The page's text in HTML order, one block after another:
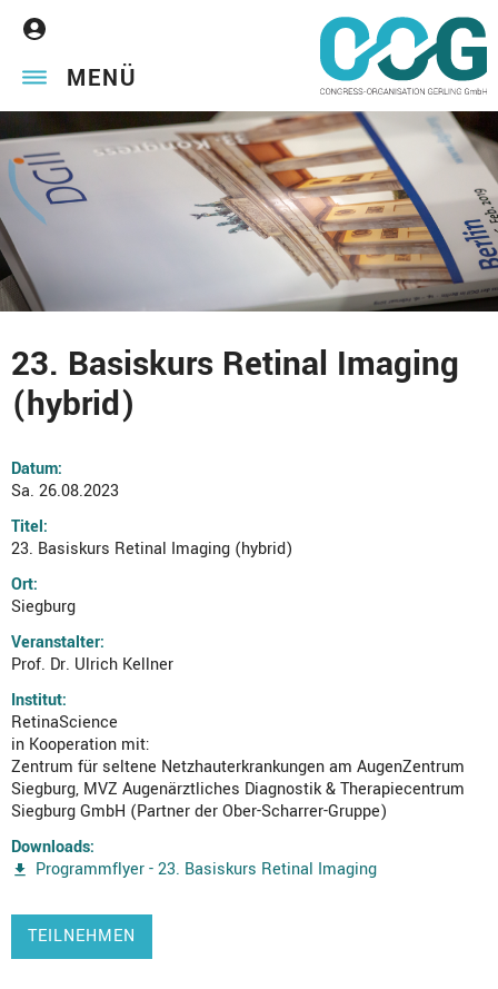
MENÜ
23. Basiskurs Retinal Imaging
(hybrid)
Datum:
Sa. 26.08.2023
Titel:
23. Basiskurs Retinal Imaging (hybrid)
Ort:
Siegburg
Veranstalter:
Prof. Dr. Ulrich Kellner
Institut:
RetinaScience
in Kooperation mit:
Zentrum für seltene Netzhauterkrankungen am AugenZentrum
Siegburg, MVZ Augenärztliches Diagnostik & Therapiecentrum
Siegburg GmbH (Partner der Ober-Scharrer-Gruppe)
Downloads:
Programmflyer - 23. Basiskurs Retinal Imaging
TEILNEHMEN